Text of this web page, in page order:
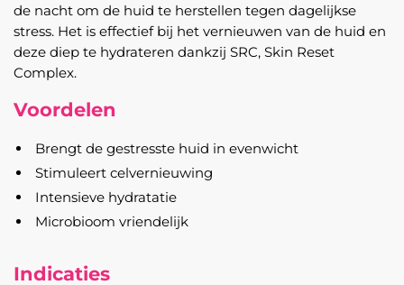
de nacht om de huid te herstellen tegen dagelijkse
stress. Het is effectief bij het vernieuwen van de huid en
deze diep te hydrateren dankzij SRC, Skin Reset
Complex.
Voordelen
Brengt de gestresste huid in evenwicht
Stimuleert celvernieuwing
Intensieve hydratatie
Microbioom vriendelijk
Indicaties